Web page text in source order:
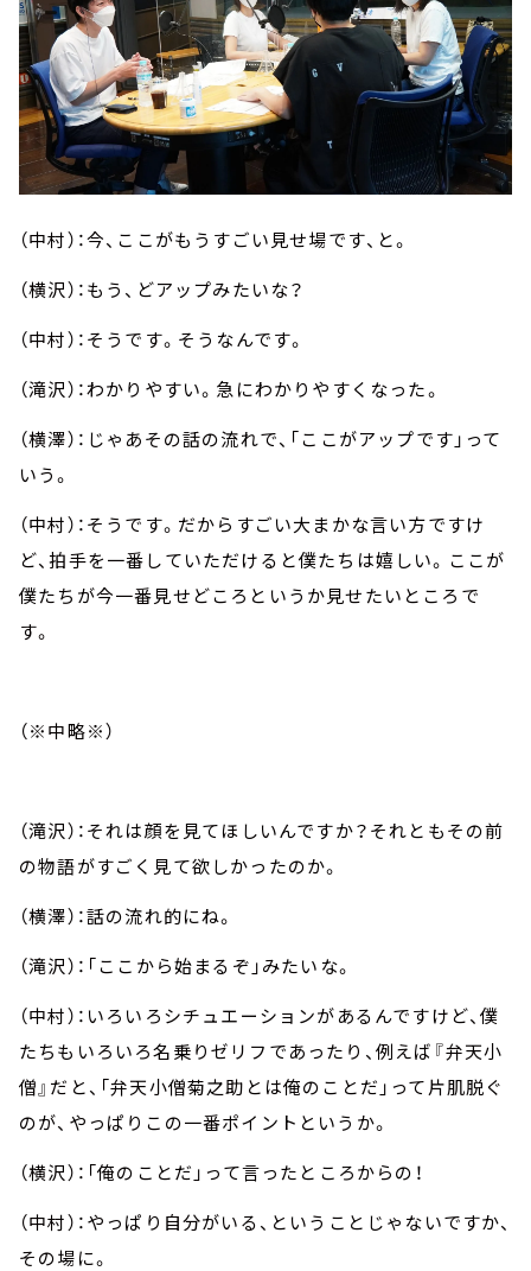
（中村）：今、ここがもうすごい見せ場です、と。
（横沢）：もう、どアップみたいな？
（中村）：そうです。そうなんです。
（滝沢）：わかりやすい。急にわかりやすくなった。
（横澤）：じゃあその話の流れで、「ここがアップです」って
いう。
（中村）：そうです。だからすごい大まかな言い方ですけ
ど、拍手を一番していただけると僕たちは嬉しい。ここが
僕たちが今一番見せどころというか見せたいところで
す。
（※中略※）
（滝沢）：それは顔を見てほしいんですか？それともその前
の物語がすごく見て欲しかったのか。
（横澤）：話の流れ的にね。
（滝沢）：「ここから始まるぞ」みたいな。
（中村）：いろいろシチュエーションがあるんですけど、僕
たちもいろいろ名乗りゼリフであったり、例えば『弁天小
僧』だと、「弁天小僧菊之助とは俺のことだ」って片肌脱ぐ
のが、やっぱりこの一番ポイントというか。
（横沢）：「俺のことだ」って言ったところからの！
（中村）：やっぱり自分がいる、ということじゃないですか、
その場に。